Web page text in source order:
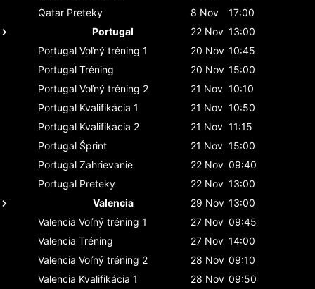
Qatar Preteky 8 Nov
17:00
Portugal
22 Nov 13:00
Portugal Voľný tréning 1 20 Nov 10:45
Portugal Tréning 20 Nov 15:00
Portugal Voľný tréning 2 21 Nov 10:10
Portugal Kvalifikácia 1 21 Nov 10:50
Portugal Kvalifikácia 2 21 Nov 11:15
Portugal Šprint 21 Nov 15:00
Portugal Zahrievanie 22 Nov 09:40
Portugal Preteky 22 Nov 13:00
Valencia
29 Nov 13:00
Valencia Voľný tréning 1 27 Nov 09:45
Valencia Tréning 27 Nov 14:00
Valencia Voľný tréning 2 28 Nov 09:10
Valencia Kvalifikácia 1 28 Nov 09:50